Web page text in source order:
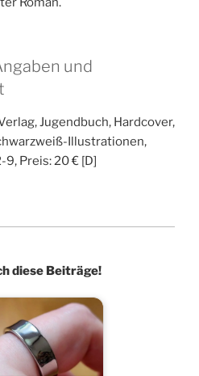
und
Jugendbuch, Hardcover,
Illustrationen,
Preis: 20 € [D]
diese Beiträge!